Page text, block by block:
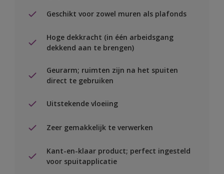
Geschikt voor zowel muren als plafonds
Hoge dekkracht (in één arbeidsgang
dekkend aan te brengen)
Geurarm; ruimten zijn na het spuiten
direct te gebruiken
Uitstekende vloeiing
Zeer gemakkelijk te verwerken
Kant-en-klaar product; perfect ingesteld
voor spuitapplicatie